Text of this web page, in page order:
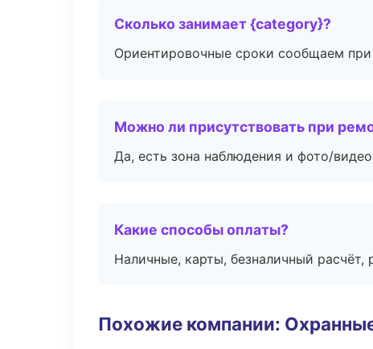
Сколько занимает {category}?
Ориентировочные сроки сообщаем
Можно ли присутствовать при
Да, есть зона наблюдения и фото/
Какие способы оплаты?
Наличные, карты, безналичный расчёт,
Похожие компании: